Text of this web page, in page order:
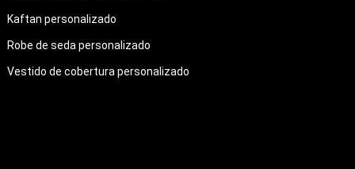
Kaftan personalizado
Robe de seda personalizado
Vestido de cobertura personalizado